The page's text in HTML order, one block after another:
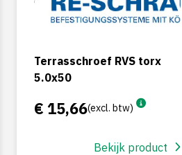
Terrasschroef RVS torx
5.0x50
€ 15,66(excl. btw)
Bekijk product